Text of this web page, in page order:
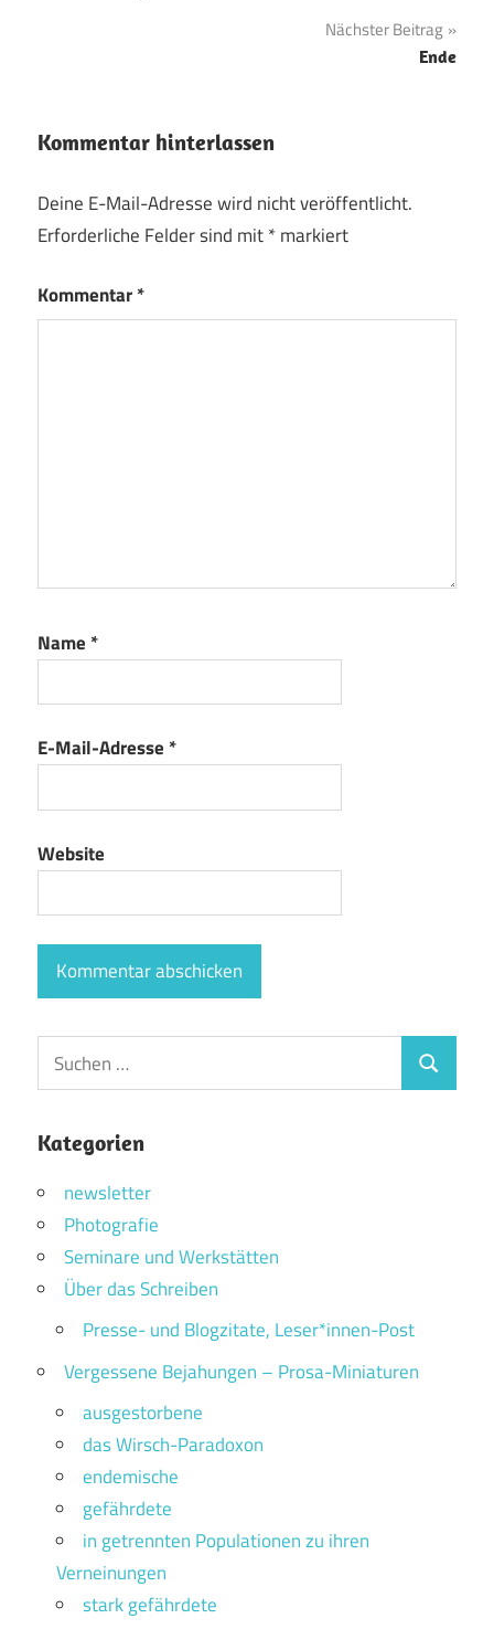
Nächster Beitrag
Ende
Kommentar hinterlassen
Deine E-Mail-Adresse wird nicht veröffentlicht.
Erforderliche Felder sind mit*markiert
Kommentar*
Name *
E-Mail-Adresse *
Website
Suchen
nach:
Suchen
Kategorien
newsletter
Photografie
Seminare und Werkstätten
Über das Schreiben
Presse- und Blogzitate, Leser*innen-Post
Vergessene Bejahungen – Prosa-Miniaturen
ausgestorbene
das Wirsch-Paradoxon
endemische
gefährdete
in getrennten Populationen zu ihren
Verneinungen
stark gefährdete